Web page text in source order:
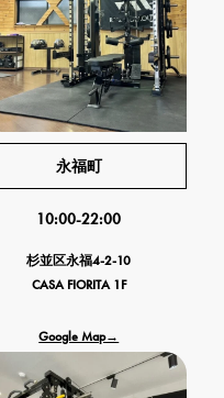
永福町
10:00-22:00
杉並区永福4-2-10
CASA FIORITA 1F
Google Map→